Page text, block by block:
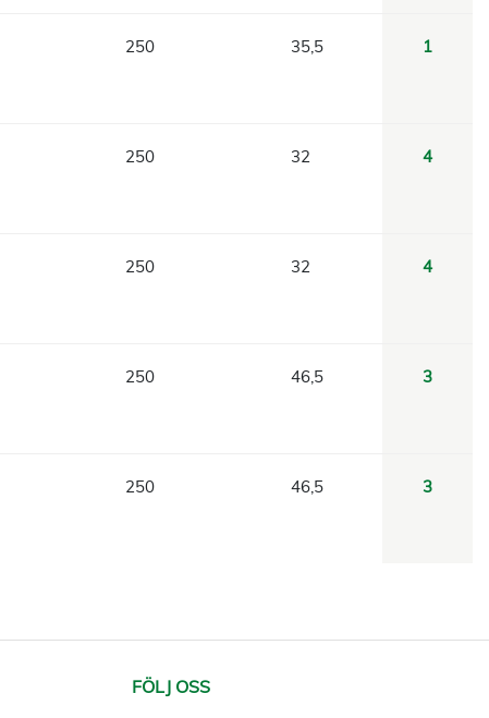
250 35,5 1
250 32 4
250 32 4
250 46,5 3
250 46,5 3
FÖLJ OSS